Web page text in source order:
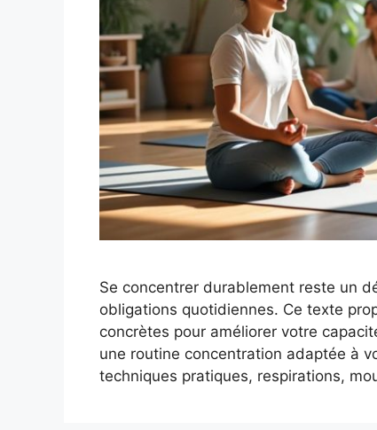
Se concentrer durablement reste un
obligations quotidiennes. Ce texte
concrètes pour améliorer votre
une routine concentration adaptée à
techniques pratiques, respirations,